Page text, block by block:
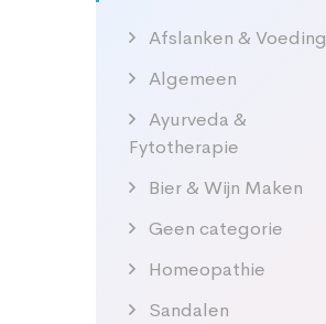
Afslanken & Voeding
Algemeen
Ayurveda &
Fytotherapie
Bier & Wijn Maken
Geen categorie
Homeopathie
Sandalen